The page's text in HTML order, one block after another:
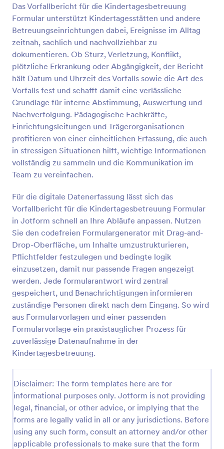
Das Vorfallbericht für die Kindertagesbetreuung
Formular unterstützt Kindertagesstätten und andere
Betreuungseinrichtungen dabei, Ereignisse im Alltag
zeitnah, sachlich und nachvollziehbar zu
dokumentieren. Ob Sturz, Verletzung, Konflikt,
plötzliche Erkrankung oder Abgängigkeit, der Bericht
hält Datum und Uhrzeit des Vorfalls sowie die Art des
Vorfalls fest und schafft damit eine verlässliche
Grundlage für interne Abstimmung, Auswertung und
Nachverfolgung. Pädagogische Fachkräfte,
Einrichtungsleitungen und Trägerorganisationen
profitieren von einer einheitlichen Erfassung, die auch
in stressigen Situationen hilft, wichtige Informationen
vollständig zu sammeln und die Kommunikation im
Team zu vereinfachen.
Für die digitale Datenerfassung lässt sich das
Vorfallbericht für die Kindertagesbetreuung Formular
in Jotform schnell an Ihre Abläufe anpassen. Nutzen
Sie den codefreien Formulargenerator mit Drag-and-
Drop-Oberfläche, um Inhalte umzustrukturieren,
Pflichtfelder festzulegen und bedingte logik
einzusetzen, damit nur passende Fragen angezeigt
werden. Jede formularantwort wird zentral
gespeichert, und Benachrichtigungen informieren
zuständige Personen direkt nach dem Eingang. So wird
aus Formularvorlagen und einer passenden
Formularvorlage ein praxistauglicher Prozess für
zuverlässige Datenaufnahme in der
Kindertagesbetreuung.
Disclaimer: The form templates here are for
informational purposes only. Jotform is not providing
legal, financial, or other advice, or implying that the
forms are legally valid in all or any jurisdictions. Before
using any such form, consult an attorney and/or other
applicable professionals to make sure that the form
Vorschau
Kindbetreuungsformular
Kindbetreuungsformular für Eltern,
Betreuungspersonen und Einrichtungen, um
Absprachen zur Betreuung, Notfallkontakten und
Abholung digital zu erfassen und Formularantworten
in Jotform zentral für die Datenerfassung zu
sammeln.
Go to Category:
Einverständniserklärungen
Vorlage verwenden
Vorschau